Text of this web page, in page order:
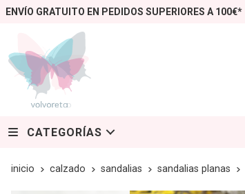
ENVÍO GRATUITO EN PEDIDOS SUPERIORES A 100€*
CATEGORÍAS
inicio calzado sandalias sandalias planas